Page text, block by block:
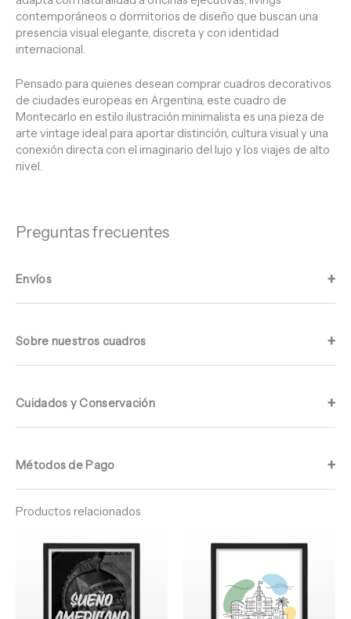
contemporáneos o dormitorios de diseño que buscan una
presencia visual elegante, discreta y con identidad
internacional.
Pensado para quienes desean comprar cuadros decorativos
de ciudades europeas en Argentina, este cuadro de
Montecarlo en estilo ilustración minimalista es una pieza de
arte vintage ideal para aportar distinción, cultura visual y una
conexión directa con el imaginario del lujo y los viajes de alto
nivel.
Preguntas frecuentes
Envíos
Sobre nuestros cuadros
Cuidados y Conservación
Métodos de Pago
Productos relacionados
de
de